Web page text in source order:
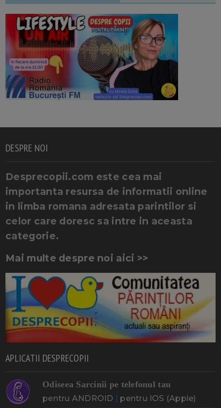
DESPRE NOI
Desprecopii.com este cea mai
importanta resursa de informatii online
in limba romana adresata parintilor si
celor care doresc sa intre in aceasta
categorie.
Mai multe despre noi aici >>
APLICATII DESPRECOPII
Odiseea Sarcinii pe telefonul tau
pentru ANDROID | pentru IOS (Apple)